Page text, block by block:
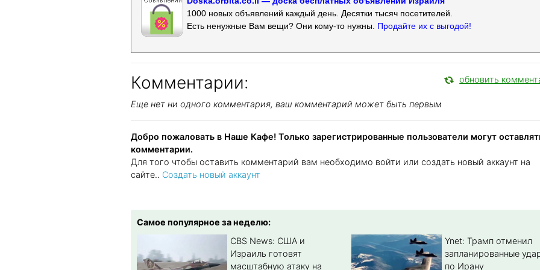
1000 новых объявлений каждый день. Десятки тысяч посетителей.
Есть ненужные Вам вещи? Они кому-то нужны. Продайте их с выгодой!
Комментарии: обновить
Еще нет ни одного комментария, ваш комментарий может быть первым
Добро пожаловать в Наше Кафе! Только зарегистрированные пользователи могут
комментарии.
Для того чтобы оставить комментарий вам необходимо войти или создать новый аккаунт на
сайте.. Создать новый аккаунт
Самое популярное за неделю:
CBS News: США и
Израиль готовят
масштабную атаку на
Ynet: Трамп отменил
запланированные
по Ирану